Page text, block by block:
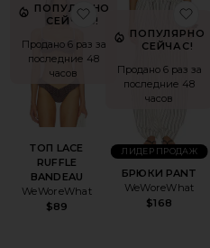
избранноеБРЮКИ PANT
ПОПУЛЯРНО
СЕЙЧАС!
Продано 6 раз за
последние 48
часов
ТОП LACE
RUFFLE
BANDEAU
WeWoreWhat
$89
избранноеТОП
ПОПУЛЯРНО
СЕЙЧАС!
Продано 6 раз за
последние 48
часов
БРЮКИ PANT
WeWoreWhat
$168
ЛИДЕР ПРОДАЖ